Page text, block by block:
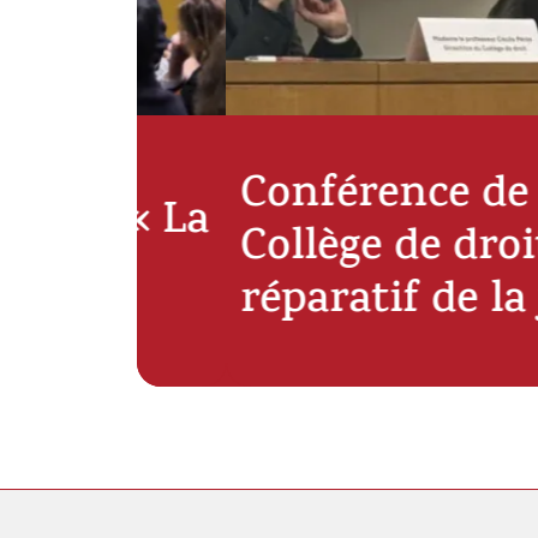
Conférence de M.
Collège de droit :
réparatif de la